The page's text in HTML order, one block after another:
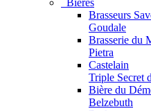
Bières
Brasseurs
Goudale
Brasserie du
Pietra
Castelain
Triple Secret
Bière du
Belzebuth